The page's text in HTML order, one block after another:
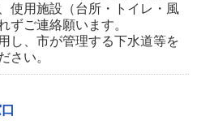
使用施設（台所・トイレ・風
ずご連絡願います。
し、市が管理する下水道等を
さい。